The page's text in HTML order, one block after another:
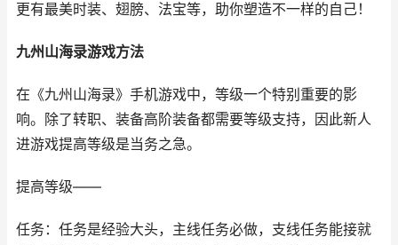
更有最美时装、翅膀、法宝等，助你塑造不一样的自己！
九州山海录游戏方法
在《九州山海录》手机游戏中，等级一个特别重要的影
响。除了转职、装备高阶装备都需要等级支持，因此新人
进游戏提高等级是当务之急。
提高等级——
任务：任务是经验大头，主线任务必做，支线任务能接就